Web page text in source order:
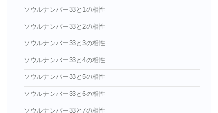
ソウルナンバー33と1の相性
ソウルナンバー33と2の相性
ソウルナンバー33と3の相性
ソウルナンバー33と4の相性
ソウルナンバー33と5の相性
ソウルナンバー33と6の相性
ソウルナンバー33と7の相性